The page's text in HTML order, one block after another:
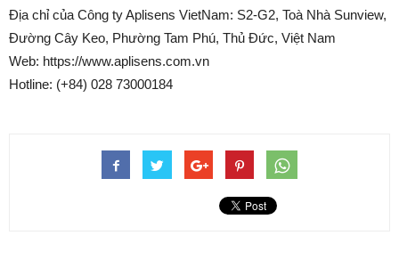
Địa chỉ của Công ty Aplisens VietNam: S2-G2, Toà Nhà Sunview,
Đường Cây Keo, Phường Tam Phú, Thủ Đức, Việt Nam
Web: https://www.aplisens.com.vn
Hotline: (+84) 028 73000184